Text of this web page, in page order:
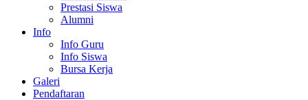
Prestasi Siswa
Alumni
Info
Info Guru
Info Siswa
Bursa Kerja
Galeri
Pendaftaran